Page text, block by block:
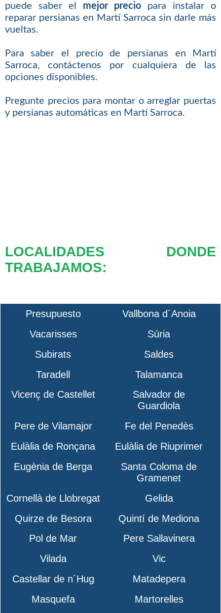
puede saber el mejor precio para instalar o
reparar persianas en Martí Sarroca sin darle más
vueltas.
Para saber el precio de persianas en Martí
Sarroca, contáctenos por cualquiera de las
opciones disponibles.
Pregunte precios para montar o arreglar puertas
y persianas automáticas en Martí Sarroca.
LOCALIDADES DONDE
TRABAJAMOS:
Presupuesto
Vallbona d´Anoia
Vacarisses
Súria
Subirats
Saldes
Taradell
Talamanca
Vicenç de Castellet
Salvador de
Guardiola
Pere de Vilamajor
Fe del Penedès
Eulàlia de Ronçana
Eulàlia de Riuprimer
Eugènia de Berga
Santa Coloma de
Gramenet
Cornellà de Llobregat
Gelida
Quirze de Besora
Quintí de Mediona
Pol de Mar
Pere Sallavinera
Vilada
Vic
Castellar de n´Hug
Matadepera
Masquefa
Martorelles